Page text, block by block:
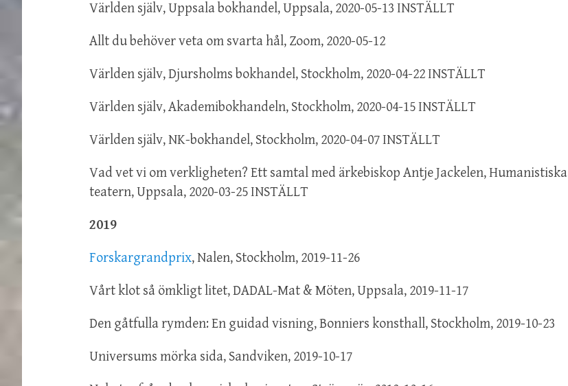
Världen själv, Uppsala bokhandel, Uppsala, 2020-05-13 INSTÄLLT
Allt du behöver veta om svarta hål, Zoom, 2020-05-12
Världen själv, Djursholms bokhandel, Stockholm, 2020-04-22 INSTÄLLT
Världen själv, Akademibokhandeln, Stockholm, 2020-04-15 INSTÄLLT
Världen själv, NK-bokhandel, Stockholm, 2020-04-07 INSTÄLLT
Vad vet vi om verkligheten? Ett samtal med ärkebiskop Antje Jackelen, Humanistiska
teatern, Uppsala, 2020-03-25 INSTÄLLT
2019
Forskargrandprix, Nalen, Stockholm, 2019-11-26
Vårt klot så ömkligt litet, DADAL-Mat & Möten, Uppsala, 2019-11-17
Den gåtfulla rymden: En guidad visning, Bonniers konsthall, Stockholm, 2019-10-23
Universums mörka sida, Sandviken, 2019-10-17